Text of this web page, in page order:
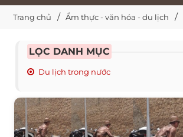
Trang chủ Ẩm thực - văn hóa - du lịch
LỌC DANH MỤC
Du lịch trong nước